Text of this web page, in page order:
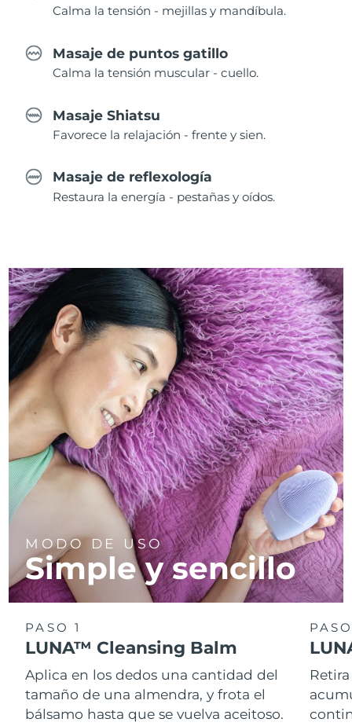
Calma la tensión - mejillas y mandíbula.
Masaje de puntos gatillo
Calma la tensión muscular - cuello.
Masaje Shiatsu
Favorece la relajación - frente y sien.
Masaje de reflexología
Restaura la energía - pestañas y oídos.
MODO DE USO
Simple y sencillo
PASO 1
LUNA™ Cleansing Balm
Aplica en los dedos una cantidad del
tamaño de una almendra, y frota el
bálsamo hasta que se vuelva aceitoso.